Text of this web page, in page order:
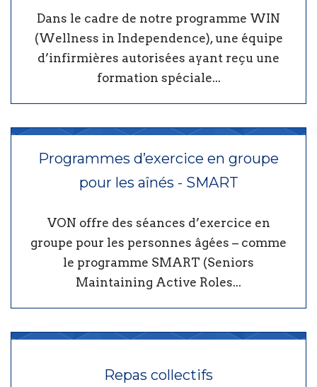
Dans le cadre de notre programme WIN
(Wellness in Independence), une équipe
d’infirmières autorisées ayant reçu une
formation spéciale...
Programmes d’exercice en groupe
pour les aînés - SMART
VON offre des séances d’exercice en
groupe pour les personnes âgées – comme
le programme SMART (Seniors
Maintaining Active Roles...
Repas collectifs